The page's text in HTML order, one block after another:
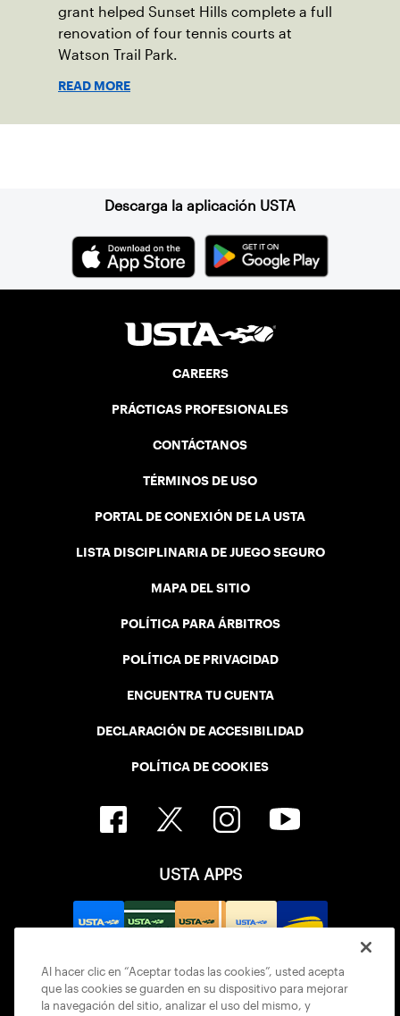
grant helped Sunset Hills complete a full
renovation of four tennis courts at
Watson Trail Park.
READ MORE
Descarga la aplicación USTA
CAREERS
PRÁCTICAS PROFESIONALES
CONTÁCTANOS
TÉRMINOS DE USO
PORTAL DE CONEXIÓN DE LA USTA
LISTA DISCIPLINARIA DE JUEGO SEGURO
MAPA DEL SITIO
POLÍTICA PARA ÁRBITROS
POLÍTICA DE PRIVACIDAD
ENCUENTRA TU CUENTA
DECLARACIÓN DE ACCESIBILIDAD
POLÍTICA DE COOKIES
USTA APPS
Al hacer clic en “Aceptar todas las cookies”, usted acepta
que las cookies se guarden en su dispositivo para mejorar
la navegación del sitio, analizar el uso del mismo, y